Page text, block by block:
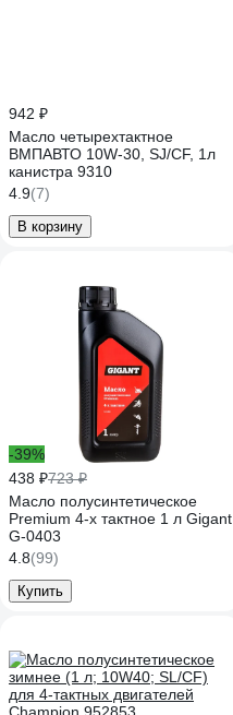
942 ₽
Масло четырехтактное
ВМПАВТО 10W-30, SJ/CF, 1л
канистра 9310
4.9(7)
В корзину
-39%
438 ₽723 ₽
Масло полусинтетическое
Premium 4-х тактное 1 л Gigant
G-0403
4.8(99)
Купить